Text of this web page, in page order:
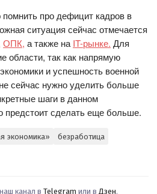
помнить про дефицит кадров в
ситуация сейчас отмечается
ОПК, а также на IT-рынке. Для
области, так как напрямую
и успешность военной
сейчас нужно уделить больше
шаги в данном
предстоит сделать еще больше.
экономика» безработица
канал в Telegram или в Дзен.